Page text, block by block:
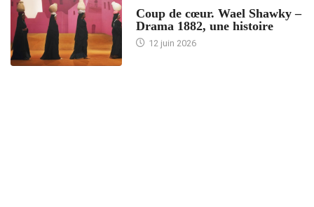
Coup de cœur. Wael Shawky –
Drama 1882, une histoire
12 juin 2026